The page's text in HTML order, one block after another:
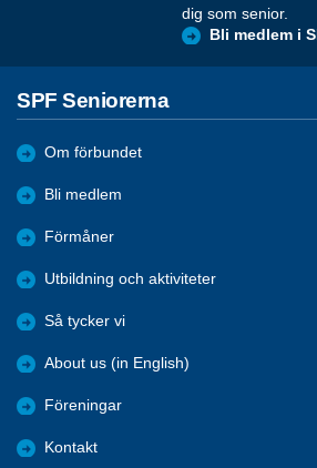
dig som senior.
Bli medlem i
SPF Seniorerna
Om förbundet
Bli medlem
Förmåner
Utbildning och aktiviteter
Så tycker vi
About us (in English)
Föreningar
Kontakt